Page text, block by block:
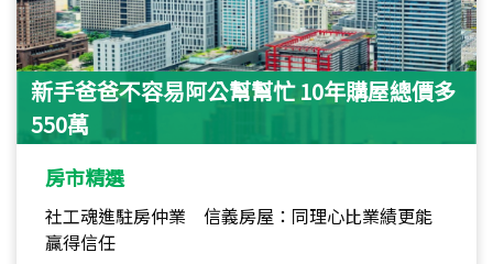
新手爸爸不容易阿公幫幫忙 10年購屋總價多
550萬
房市精選
社工魂進駐房仲業 信義房屋：同理心比業績更能
贏得信任